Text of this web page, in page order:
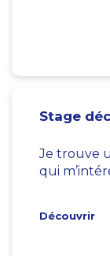
Stage
Je trouve
qui
Découvrir